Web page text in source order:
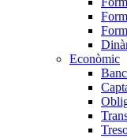
Econòmic